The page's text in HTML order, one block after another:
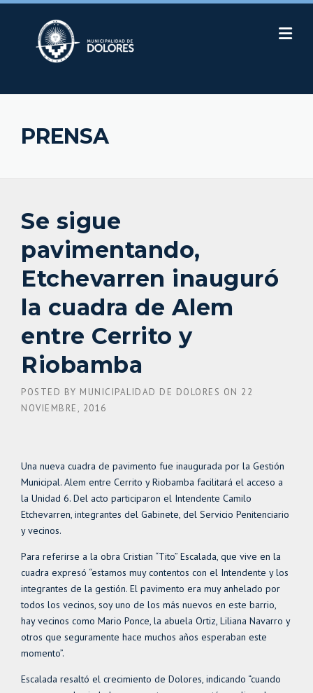
Skip
PRENSA
Se sigue
pavimentando,
Etchevarren inauguró
la cuadra de Alem
entre Cerrito y
Riobamba
POSTED BY MUNICIPALIDAD DE DOLORES ON 22
NOVIEMBRE, 2016
Una nueva cuadra de pavimento fue inaugurada por la Gestión
Municipal. Alem entre Cerrito y Riobamba facilitará el acceso a
la Unidad 6. Del acto participaron el Intendente Camilo
Etchevarren, integrantes del Gabinete, del Servicio Penitenciario
y vecinos.
Para referirse a la obra Cristian “Tito” Escalada, que vive en la
cuadra expresó “estamos muy contentos con el Intendente y los
integrantes de la gestión. El pavimento era muy anhelado por
todos los vecinos, soy uno de los más nuevos en este barrio,
hay vecinos como Mario Ponce, la abuela Ortiz, Liliana Navarro y
otros que seguramente hace muchos años esperaban este
momento”.
Escalada resaltó el crecimiento de Dolores, indicando “cuando